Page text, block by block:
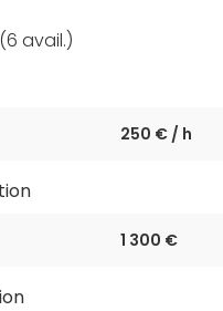
venuu.fi/tilat/
(6 avail.)
250 € / h
1 300 €